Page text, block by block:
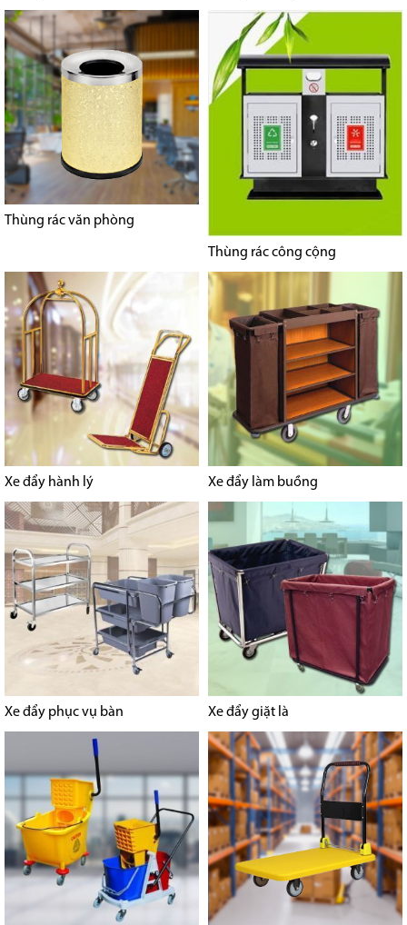
Thùng rác văn phòng
Thùng rác công cộng
Xe đẩy hành lý Xe đẩy làm buồng
Xe đẩy phục vụ bàn Xe đẩy giặt là